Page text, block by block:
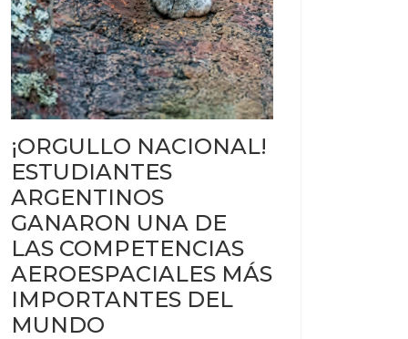
¡ORGULLO NACIONAL!
ESTUDIANTES
ARGENTINOS
GANARON UNA DE
LAS COMPETENCIAS
AEROESPACIALES MÁS
IMPORTANTES DEL
MUNDO